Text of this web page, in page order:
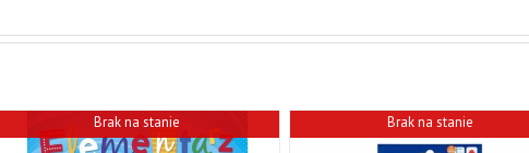
Brak na stanie Brak na stanie